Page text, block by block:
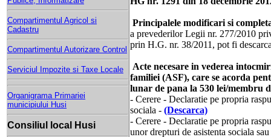
Compartimentul Agricol si
Cadastru
Compartimentul Autorizare Control
Serviciul Impozite si Taxe Locale
Organigrama Primariei
municipiului Husi
Consiliul local Husi
Principalele modificari si
a prevederilor Legii nr. 277/2010
prin H.G. nr. 38/2011, pot fi
Acte necesare in vederea
familiei (ASF), care se acorda
lunar de pana la 530 lei/membru
- Cerere - Declaratie pe propria
sociala - (Descarca)
- Cerere - Declaratie pe propria
unor drepturi de asistenta sociala